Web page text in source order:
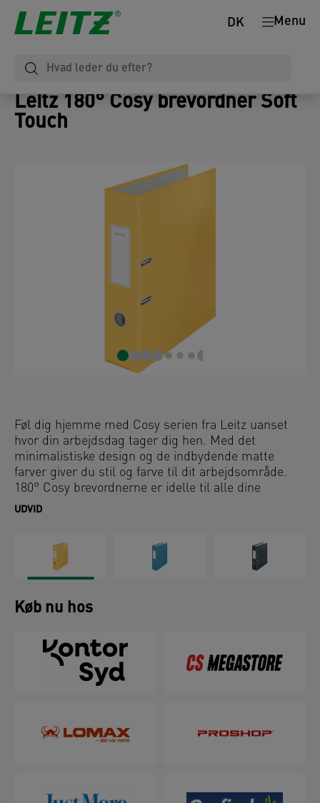
Menu
DK
Leitz 180° Cosy brevordner Soft
Touch
Føl dig hjemme med Cosy serien fra Leitz uanset
hvor din arbejdsdag tager dig hen. Med det
minimalistiske design og de indbydende matte
farver giver du stil og farve til dit arbejdsområde.
180° Cosy brevordnerne er idelle til alle dine
arkiveringsbehov, og de har en unik, patenteret
touch brevordneren er det perfekte tillæg til
hjemmet eller kontoret for at sikre, at du forbliver
afslappet og organiseret hele dagen.
UDVID
Køb nu hos